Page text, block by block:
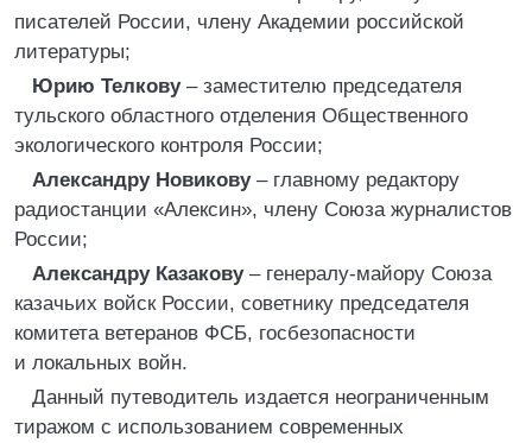
писателей России, члену Академии российской
литературы;
Юрию Телкову– заместителю председателя
тульского областного отделения Общественного
экологического контроля России;
Александру Новикову– главному редактору
радиостанции «Алексин», члену Союза журналистов
России;
Александру Казакову– генералу-майору Союза
казачьих войск России, советнику председателя
комитета ветеранов ФСБ, госбезопасности
и локальных войн.
Данный путеводитель издается неограниченным
тиражом с использованием современных